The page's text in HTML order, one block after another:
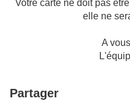
Votre carte ne doit pas
elle ne
A
Partager